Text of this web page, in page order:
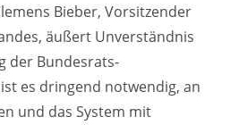
Bieber, Vorsitzender
äußert Unverständnis
der Bundesrats-
es dringend notwendig, an
und das System mit